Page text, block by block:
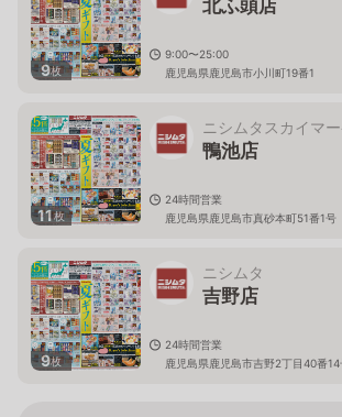
9枚
北ふ頭店
9:00〜25:00
鹿児島県鹿児島市小川町19番1
11枚
ニシムタスカイマ
鴨池店
24時間営業
鹿児島県鹿児島市真砂本町51番1号
9枚
ニシムタ
吉野店
24時間営業
鹿児島県鹿児島市吉野2丁目40番14